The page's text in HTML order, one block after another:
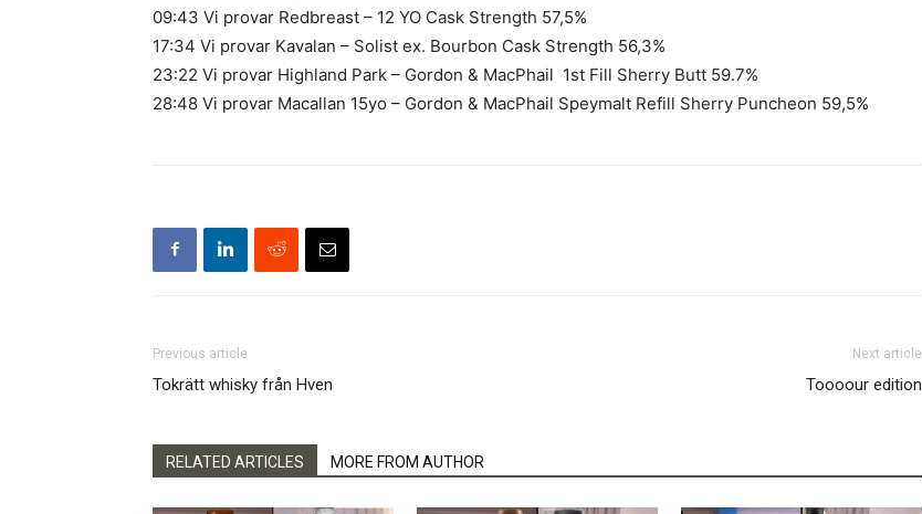
09:43 Vi provar Redbreast – 12 YO Cask Strength 57,5%
17:34 Vi provar Kavalan – Solist ex. Bourbon Cask Strength 56,3%
23:22 Vi provar Highland Park – Gordon & MacPhail 1st Fill Sherry Butt 59.7%
28:48 Vi provar Macallan 15yo – Gordon & MacPhail Speymalt Refill Sherry Puncheon 59,5%
Previous article
Tokrätt whisky från Hven
Next article
Toooour edition
RELATED ARTICLES MORE FROM AUTHOR